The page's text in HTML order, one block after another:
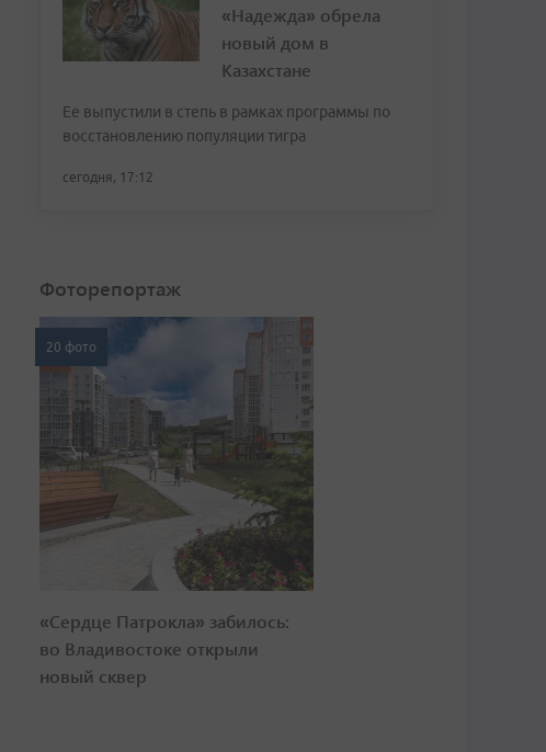
«Надежда» обрела
новый дом в
Казахстане
Ее выпустили в степь в рамках программы по
восстановлению популяции тигра
сегодня, 17:12
Фоторепортаж
20 фото
«Сердце Патрокла» забилось:
во Владивостоке открыли
новый сквер